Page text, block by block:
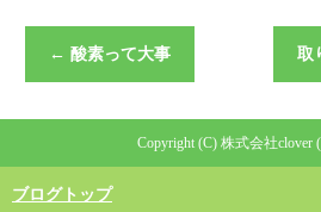
← 酸素って大事 取
Copyright (C) 株式会社clover
ブログトップ